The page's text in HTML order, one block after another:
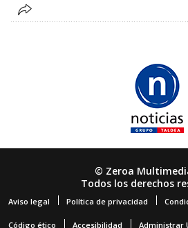
© Zeroa
Todos los derechos
Aviso legal Política de privacidad
Código ético Accesibilidad Administrar